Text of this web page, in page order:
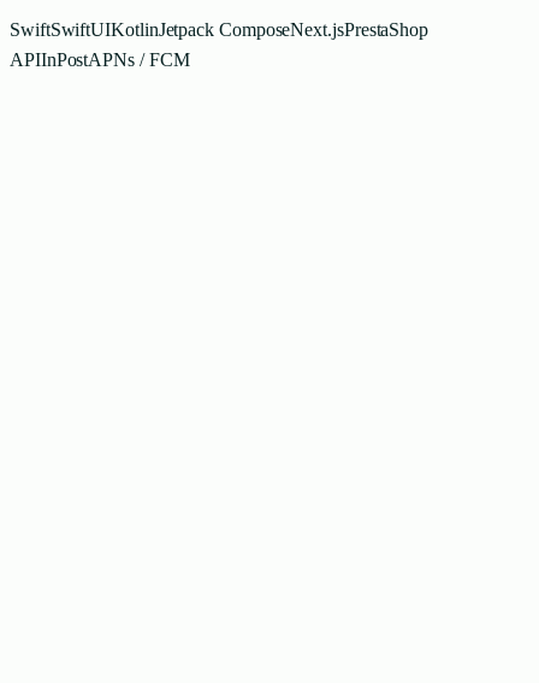
SwiftSwiftUIKotlinJetpack ComposeNext.jsPrestaShop
APIInPostAPNs / FCM